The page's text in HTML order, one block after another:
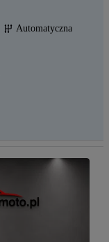
Automatyczna